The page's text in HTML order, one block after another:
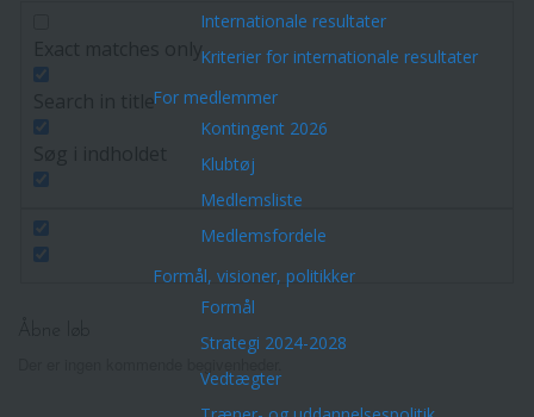
Internationale resultater
Kriterier for internationale resultater
For medlemmer
Kontingent 2026
Klubtøj
Medlemsliste
Medlemsfordele
Formål, visioner, politikker
Formål
Strategi 2024-2028
Vedtægter
Exact matches only